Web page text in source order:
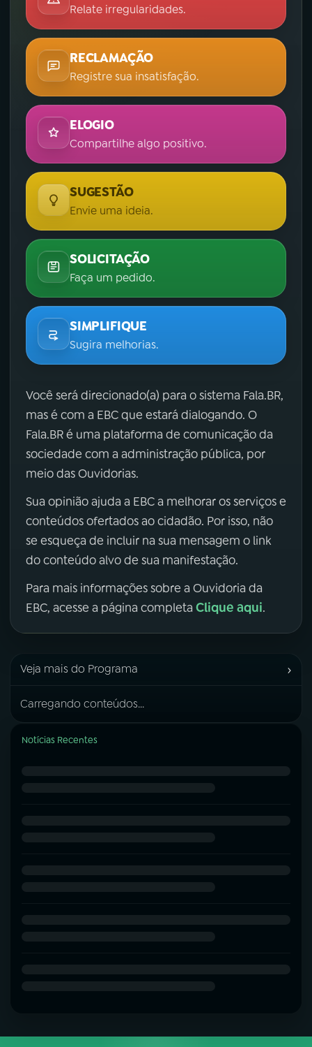
Relate irregularidades.
RECLAMAÇÃO
Registre sua insatisfação.
ELOGIO
Compartilhe algo positivo.
SUGESTÃO
Envie uma ideia.
SOLICITAÇÃO
Faça um pedido.
SIMPLIFIQUE
Sugira melhorias.
Você será direcionado(a) para o sistema Fala.BR,
mas é com a EBC que estará dialogando. O
Fala.BR é uma plataforma de comunicação da
sociedade com a administração pública, por
meio das Ouvidorias.
Sua opinião ajuda a EBC a melhorar os serviços e
conteúdos ofertados ao cidadão. Por isso, não
se esqueça de incluir na sua mensagem o link
do conteúdo alvo de sua manifestação.
Para mais informações sobre a Ouvidoria da
EBC, acesse a página completa Clique aqui.
Veja mais do Programa ›
Carregando conteúdos...
Notícias Recentes